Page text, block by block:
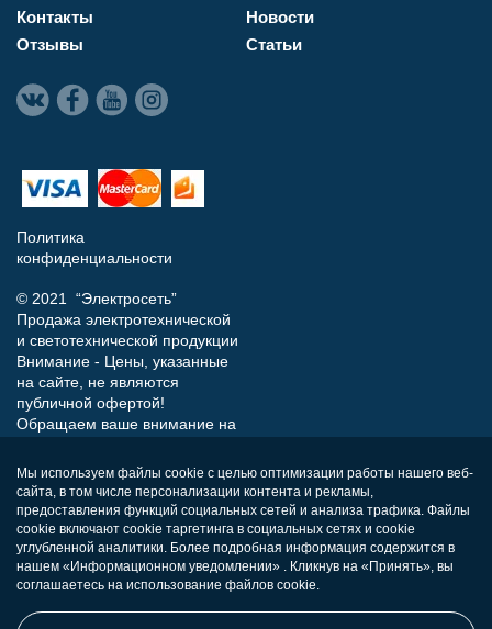
Контакты
Отзывы
Новости
Статьи
Политика
конфиденциальности
© 2021 “Электросеть”
Продажа электротехнической
и светотехнической продукции
Внимание - Цены, указанные
на сайте, не являются
публичной офертой!
Обращаем ваше внимание на
носит исключительно
информационный характер и
ни при каких условиях не
является публичной офертой,
определяемой положениями
Статьи 437 (п.2) Гражданского
кодекса РФ.
Мы используем файлы cookie с целью оптимизации работы нашего веб-
сайта, в том числе персонализации контента и рекламы,
предоставления функций социальных сетей и анализа трафика. Файлы
cookie включают cookie таргетинга в социальных сетях и cookie
углубленной аналитики. Более подробная информация содержится в
нашем «Информационном уведомлении» . Кликнув на «Принять», вы
соглашаетесь на использование файлов cookie.